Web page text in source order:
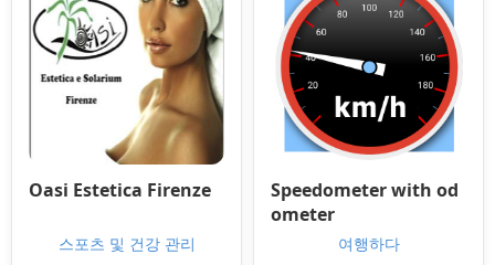
Oasi Estetica Firenze
스포츠 및 건강 관리
Speedometer with od
ometer
여행하다